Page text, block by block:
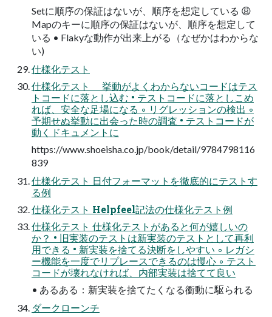
Setに順序の保証はないが、順序を想定している 😩
Mapのキーに順序の保証はないが、順序を想定して
いる • Flakyな動作が出来上がる（なぜかはわからな
い)
仕様化テスト
仕様化テスト 挙動がよくわからないコードはテス
トコードに落とし込む • テストコードに落としこめ
れば、安全な⾜場になる ◦ リグレッションの検出 ◦
予期せぬ挙動に出会った時の調査 • テストコードが
動くドキュメントに
https://www.shoeisha.co.jp/book/detail/9784798116
839
仕様化テスト ⽇付フォーマットを徹底的にテストす
る例
仕様化テスト Helpfeel記法の仕様化テスト例
仕様化テスト 仕様化テストがあると何が嬉しいの
か？ • 旧実装のテストは新実装のテストとして再利
⽤できる • 新実装を捨てる決断をしやすい ◦ レガシ
ー機能を⼀度でリプレースできるのは慢⼼ ◦ テスト
コードが壊れなければ、内部実装は捨てて良い
• あるある：新実装を捨てたくなる衝動に駆られる
ダークローンチ